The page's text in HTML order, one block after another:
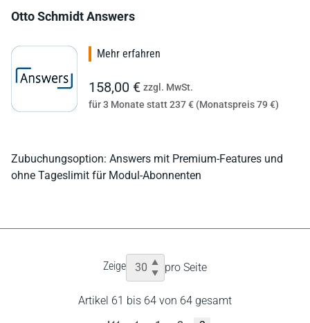
Otto Schmidt Answers
Zubuchungsoption: Answers mit Premium-Features und
ohne Tageslimit für Modul-Abonnenten
Mehr erfahren
158,00 € zzgl. MwSt.
für 3 Monate statt 237 € (Monatspreis 79 €)
Zeige pro Seite
Artikel 61 bis 64 von 64 gesamt